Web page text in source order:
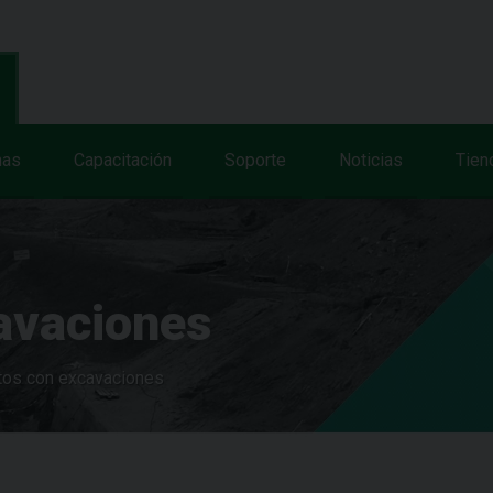
Capacitación Soporte Noticias
con excavaciones